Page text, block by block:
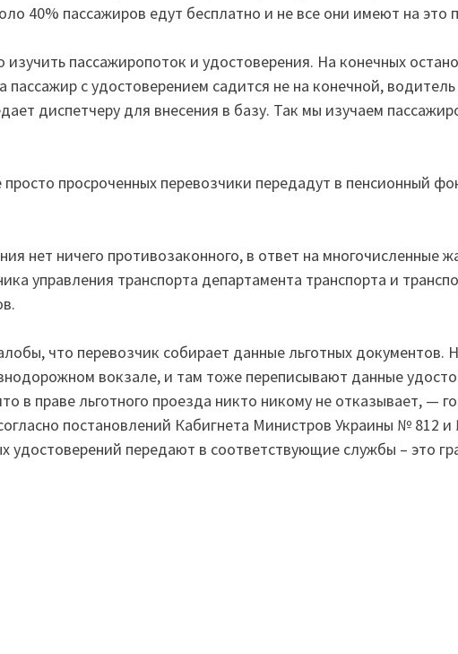
40% пассажиров едут бесплатно и не все они имеют на это
пассажиропоток и удостоверения. На конечных
пассажир с удостоверением садится не на конечной, водитель
диспетчеру для внесения в базу. Так мы изучаем
просроченных перевозчики передадут в пенсионный
нет ничего противозаконного, в ответ на многочисленные
управления транспорта департамента транспорта и
что перевозчик собирает данные льготных документов.
вокзале, и там тоже переписывают данные
в праве льготного проезда никто никому не отказывает, —
постановлений Кабигнета Министров Украины № 812
удостоверений передают в соответствующие службы – это